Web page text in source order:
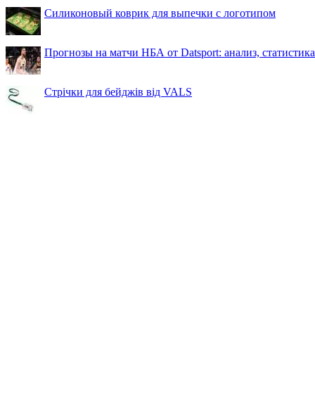
Силиконовый коврик для выпечки с логотипом
Прогнозы на матчи НБА от Datsport: анализ,
Стрічки для бейджів від VALS